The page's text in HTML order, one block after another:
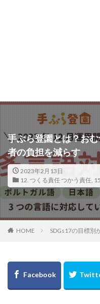
手ぶら登園とは？お
者の負担を減らす
2023年2月13日
12. つくる責任 つかう責任,
HOME SDGs17の目標別